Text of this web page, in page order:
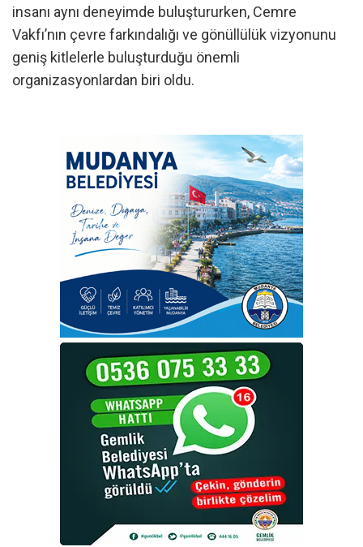
insanı aynı deneyimde buluştururken, Cemre
Vakfı’nın çevre farkındalığı ve gönüllülük vizyonunu
geniş kitlelerle buluşturduğu önemli
organizasyonlardan biri oldu.